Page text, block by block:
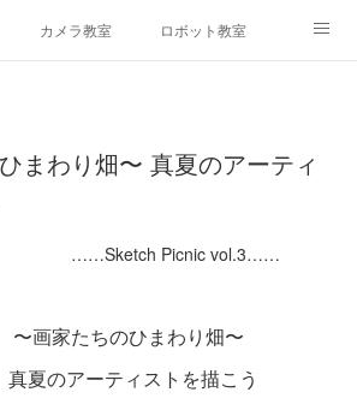
カメラ教室 ロボット教室
まわり畑〜 真夏のアーティ
Picnic vol.3……
のひまわり畑〜
ティストを描こう